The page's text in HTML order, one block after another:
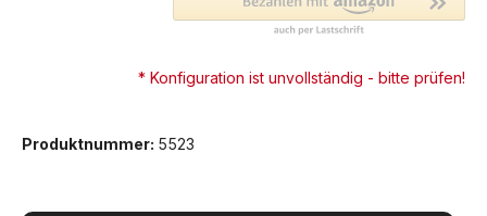
* Konfiguration ist unvollständig - bitte prüfen!
Produktnummer: 5523